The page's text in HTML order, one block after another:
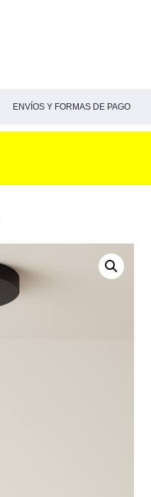
ENVÍOS Y FORMAS DE PAGO